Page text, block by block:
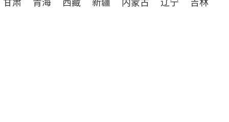
甘肃 青海 西藏 新疆 内蒙古 辽宁
吉林